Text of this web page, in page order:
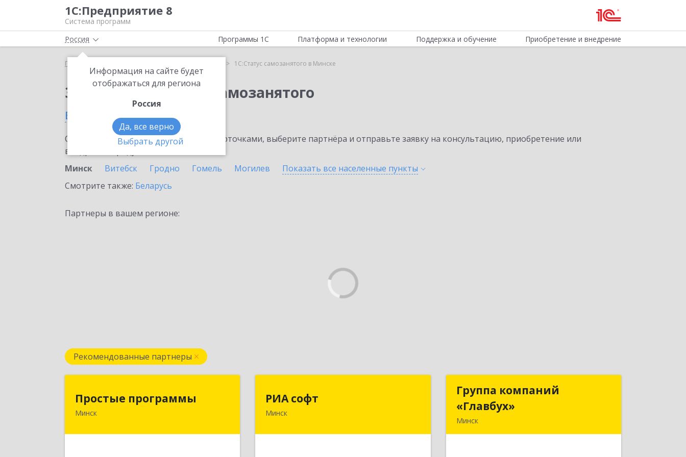
1С:Предприятие 8
Система программ
Россия
Информация на сайте будет
отображаться для региона
Россия
Да, все верно
Выбрать другой
Программы 1С Платформа и технологии Поддержка и обучение Приобретение и внедрение
Главная 1С:Статус самозанятого в Минске
Заказать 1С:Статус самозанятого
в Минске
Ознакомьтесь с информационными карточками, выберите партнёра и отправьте заявку на консультацию, приобретение или
внедрение продукта.
Минск
Витебск Гродно Гомель Могилев Показать все населенные пункты
Смотрите также: Беларусь
Партнеры в вашем регионе:
Рекомендованные партнеры
Простые программы
Минск220116, пр-т Дзержинского, д. 104,
РИА софт
Минск220040, г.Минск, ул.М.Богдановича,
Группа компаний
«Главбух»
Минск
Группа компаний